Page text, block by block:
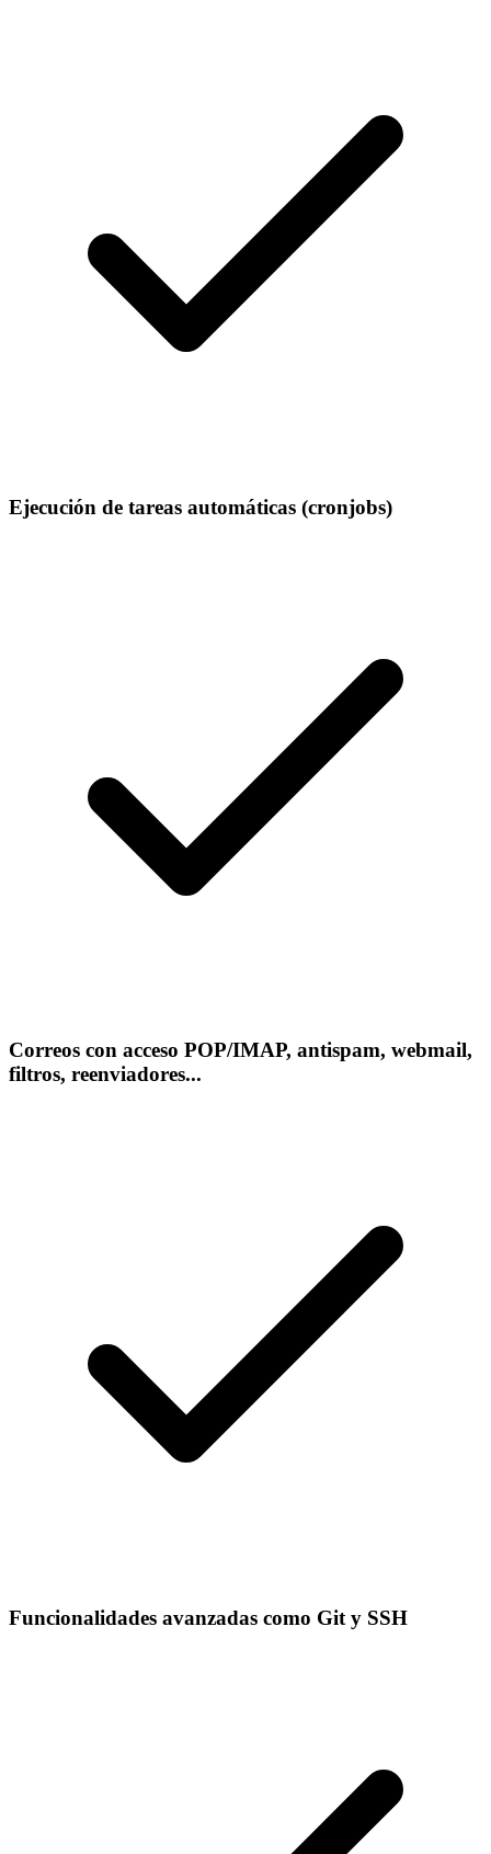
Ejecución de tareas automáticas (cronjobs)
Correos con acceso POP/IMAP, antispam, webmail,
filtros, reenviadores...
Funcionalidades avanzadas como Git y SSH